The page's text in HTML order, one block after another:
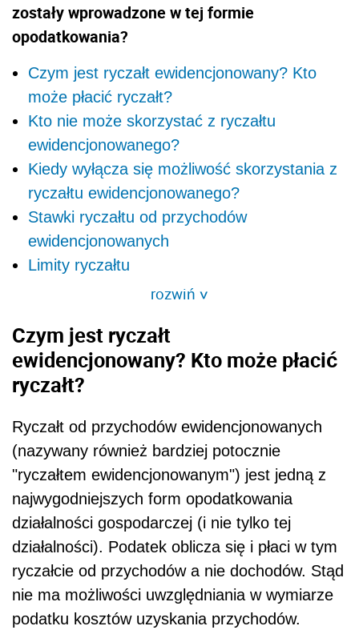
zostały wprowadzone w tej formie
opodatkowania?
Czym jest ryczałt ewidencjonowany? Kto
może płacić ryczałt?
Kto nie może skorzystać z ryczałtu
ewidencjonowanego?
Kiedy wyłącza się możliwość skorzystania z
ryczałtu ewidencjonowanego?
Stawki ryczałtu od przychodów
ewidencjonowanych
Limity ryczałtu
rozwiń>
Czym jest ryczałt
ewidencjonowany? Kto może płacić
ryczałt?
Ryczałt od przychodów ewidencjonowanych
(nazywany również bardziej potocznie
"ryczałtem ewidencjonowanym") jest jedną z
najwygodniejszych form opodatkowania
działalności gospodarczej (i nie tylko tej
działalności). Podatek oblicza się i płaci w tym
ryczałcie od przychodów a nie dochodów. Stąd
nie ma możliwości uwzględniania w wymiarze
podatku kosztów uzyskania przychodów.